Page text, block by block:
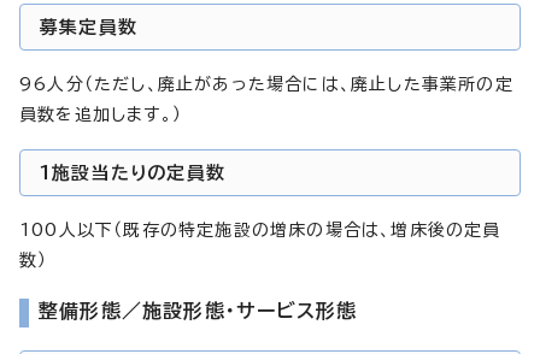
募集定員数
96人分（ただし、廃止があった場合には、廃止した事業所の定
員数を追加します。）
1施設当たりの定員数
100人以下（既存の特定施設の増床の場合は、増床後の定員
数）
整備形態／施設形態・サービス形態